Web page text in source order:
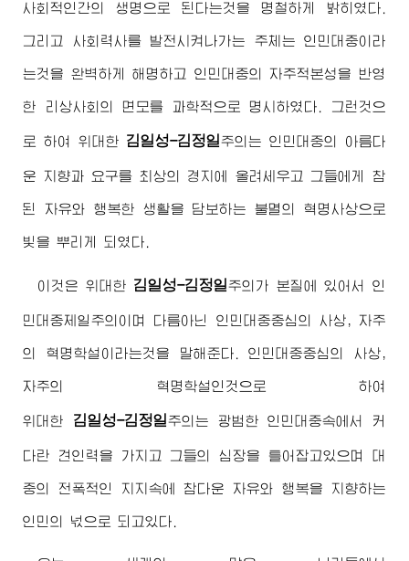
사회적인간의 생명으로 된다는것을 명철하게 밝히였다.
그리고 사회력사를 발전시켜나가는 주체는 인민대중이라
는것을 완벽하게 해명하고 인민대중의 자주적본성을 반영
한 리상사회의 면모를 과학적으로 명시하였다. 그런것으
로 하여 위대한 김일성-김정일주의는 인민대중의 아름다
운 지향과 요구를 최상의 경지에 올려세우고 그들에게 참
된 자유와 행복한 생활을 담보하는 불멸의 혁명사상으로
빛을 뿌리게 되였다.
이것은 위대한 김일성-김정일주의 가 본질에 있어서 인
민대중제일주의이며 다름아닌 인민대중중심의 사상, 자주
의 혁명학설이라는것을 말해준다. 인민대중중심의 사상,
자주의 혁명학설인것으로 하여
위대한 김일성-김정일주의 는 광범한 인민대중속에서 커
다란 견인력을 가지고 그들의 심장을 틀어잡고있으며 대
중의 전폭적인 지지속에 참다운 자유와 행복을 지향하는
인민의 넋으로 되고있다.